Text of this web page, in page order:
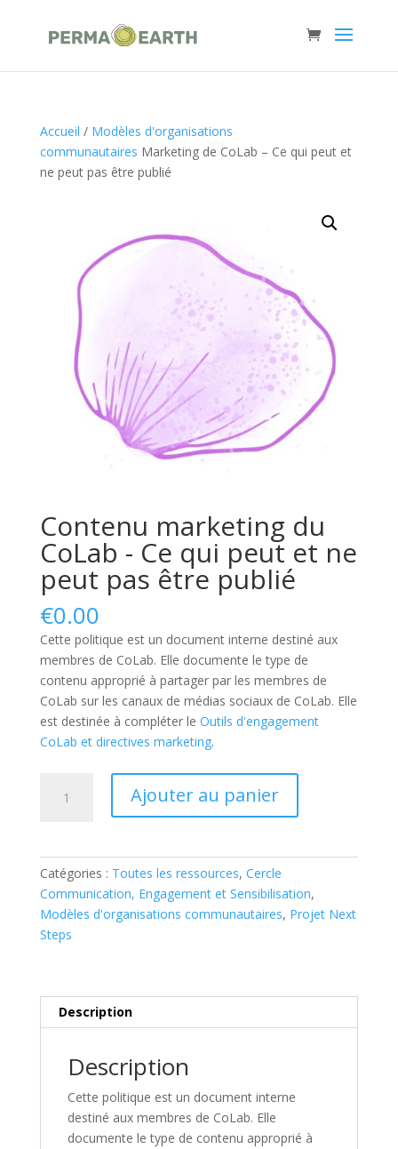
Accueil / Modèles d'organisations
communautaires Marketing de CoLab – Ce qui peut et
ne peut pas être publié
Contenu marketing du
CoLab - Ce qui peut et ne
peut pas être publié
€0.00
Cette politique est un document interne destiné aux
membres de CoLab. Elle documente le type de
contenu approprié à partager par les membres de
CoLab sur les canaux de médias sociaux de CoLab. Elle
est destinée à compléter le Outils d'engagement
CoLab et directives marketing.
Content
What
and
Posted
Ajouter au panier
Catégories : Toutes les ressources, Cercle
Communication, Engagement et Sensibilisation,
Modèles d'organisations communautaires, Projet Next
Steps
Description
Description
Cette politique est un document interne
destiné aux membres de CoLab. Elle
documente le type de contenu approprié à